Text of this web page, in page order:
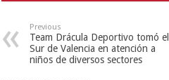
Previous
Team Drácula Deportivo tomó el
Sur de Valencia en atención a
niños de diversos sectores